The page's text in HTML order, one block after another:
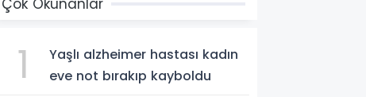
Çok Okunanlar
1
Yaşlı alzheimer hastası kadın
eve not bırakıp kayboldu